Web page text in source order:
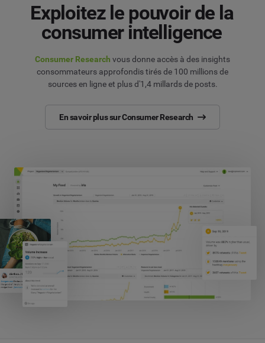
Exploitez le pouvoir de la
consumer intelligence
Consumer Research vous donne accès à des insights
consommateurs approfondis tirés de 100 millions de
sources en ligne et plus d'1,4 millards de posts.
En savoir plus sur Consumer Research